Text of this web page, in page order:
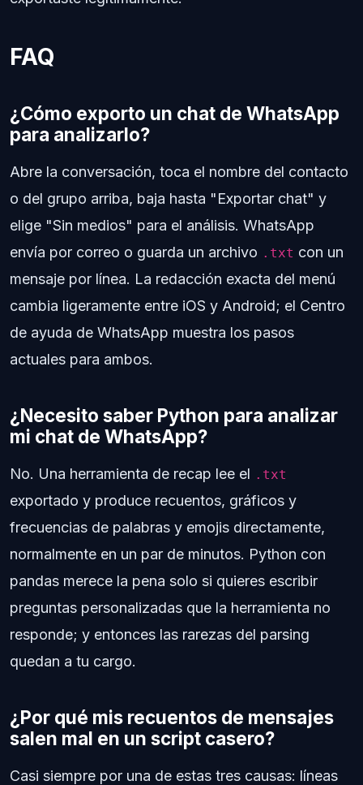
FAQ
¿Cómo exporto un chat de WhatsApp
para analizarlo?
Abre la conversación, toca el nombre del contacto
o del grupo arriba, baja hasta "Exportar chat" y
elige "Sin medios" para el análisis. WhatsApp
envía por correo o guarda un archivo .txt con un
mensaje por línea. La redacción exacta del menú
cambia ligeramente entre iOS y Android; el Centro
de ayuda de WhatsApp muestra los pasos
actuales para ambos.
¿Necesito saber Python para analizar
mi chat de WhatsApp?
No. Una herramienta de recap lee el .txt
exportado y produce recuentos, gráficos y
frecuencias de palabras y emojis directamente,
normalmente en un par de minutos. Python con
pandas merece la pena solo si quieres escribir
preguntas personalizadas que la herramienta no
responde; y entonces las rarezas del parsing
quedan a tu cargo.
¿Por qué mis recuentos de mensajes
salen mal en un script casero?
Casi siempre por una de estas tres causas: líneas